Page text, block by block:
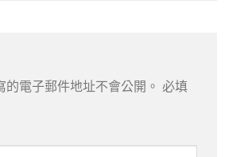
電子郵件地址不會公開。 必填